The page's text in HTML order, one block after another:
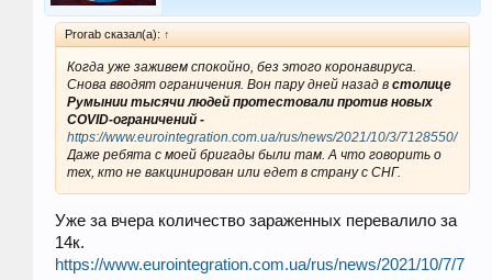
Prorab сказал(а): ↑
Когда уже заживем спокойно, без этого коронавируса.
Снова вводят ограничения. Вон пару дней назад в столице
Румынии тысячи людей протестовали против новых
COVID-ограничений -
https://www.eurointegration.com.ua/rus/news/2021/10/3/7128550/
Даже ребята с моей бригады были там. А что говорить о
тех, кто не вакцинирован или едет в страну с СНГ.
Уже за вчера количество зараженных перевалило за
14к.
https://www.eurointegration.com.ua/rus/news/2021/10/7/7